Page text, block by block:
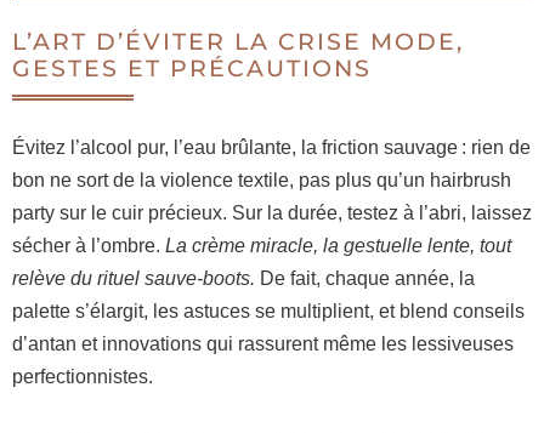
L’ART D’ÉVITER LA CRISE MODE,
GESTES ET PRÉCAUTIONS
Évitez l’alcool pur, l’eau brûlante, la friction sauvage : rien de
bon ne sort de la violence textile, pas plus qu’un hairbrush
party sur le cuir précieux. Sur la durée, testez à l’abri, laissez
sécher à l’ombre. La crème miracle, la gestuelle lente, tout
relève du rituel sauve-boots. De fait, chaque année, la
palette s’élargit, les astuces se multiplient, et blend conseils
d’antan et innovations qui rassurent même les lessiveuses
perfectionnistes.